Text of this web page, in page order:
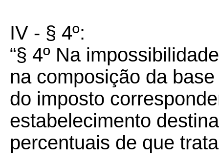
IV - § 4º:
“§ 4º Na
na composição da
do imposto
estabelecimento
percentuais de que